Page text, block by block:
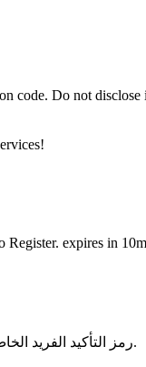
code. Do not disclose
expires in
رمز التأكيد الفريد الخاص بك: 562779. استخدمه لإكمال عملية التسجيل.